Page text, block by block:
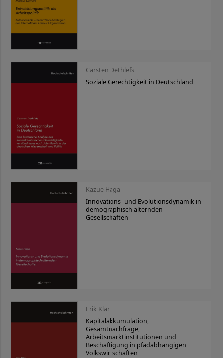
Carsten Dethlefs
Soziale Gerechtigkeit in Deutschland
Kazue Haga
Innovations- und Evolutionsdynamik in
demographisch alternden
Gesellschaften
Erik Klär
Kapitalakkumulation,
Gesamtnachfrage,
Arbeitsmarktinstitutionen und
Beschäftigung in pfadabhängigen
Volkswirtschaften